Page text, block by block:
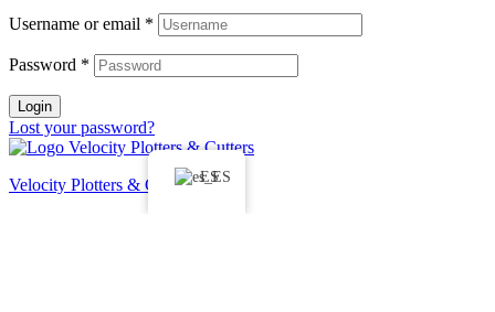
Username or email *
Password *
Login
Lost your password?
Velocity Plotters & Cutters ES